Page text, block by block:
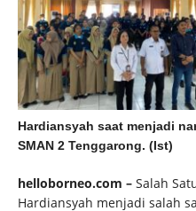
Hardiansyah saat menjadi
SMAN 2 Tenggarong. (Ist)
helloborneo.com – Salah
Hardiansyah menjadi salah